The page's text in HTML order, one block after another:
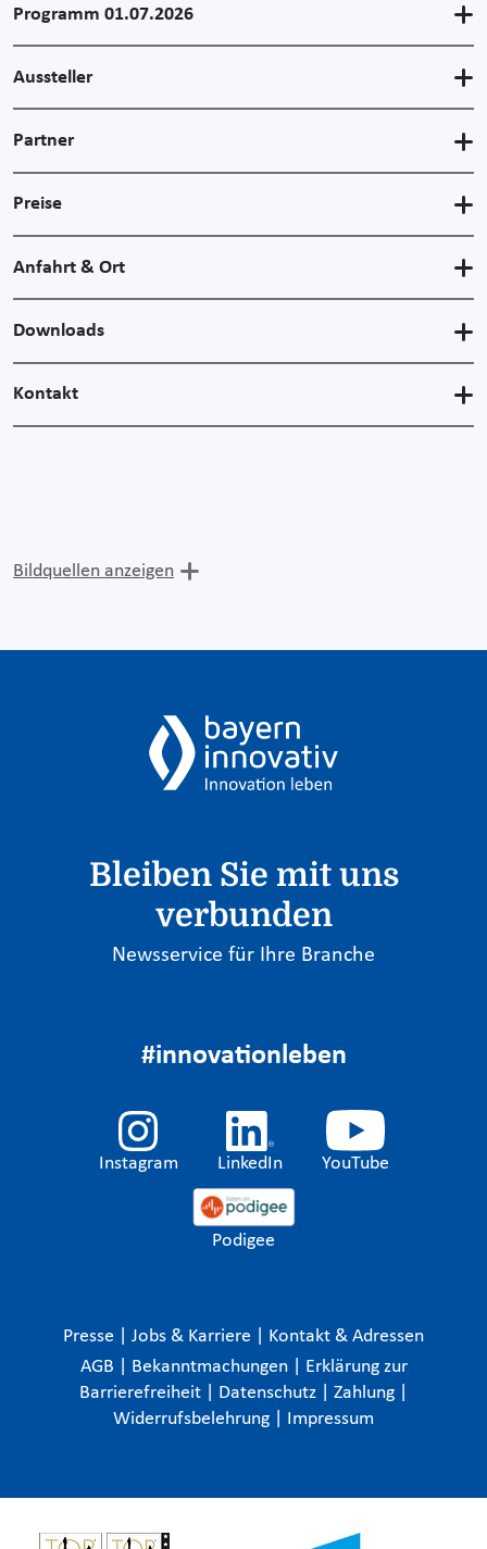
Programm 01.07.2026
Aussteller
Partner
Preise
Anfahrt & Ort
Downloads
Kontakt
Bildquellen anzeigen
Bleiben Sie mit uns
verbunden
Newsservice für Ihre Branche
#innovationleben
Instagram LinkedIn YouTube
Podigee
Presse Jobs & Karriere
Kontakt & Adressen
AGB
Bekanntmachungen
Erklärung zur
Barrierefreiheit
Datenschutz Zahlung
Widerrufsbelehrung
Impressum